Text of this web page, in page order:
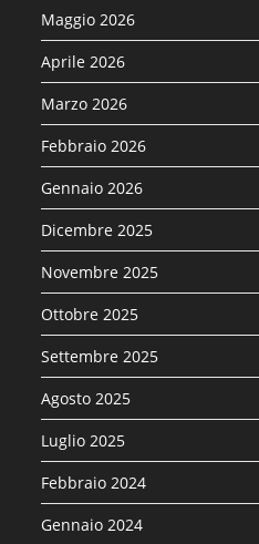
Maggio 2026
Aprile 2026
Marzo 2026
Febbraio 2026
Gennaio 2026
Dicembre 2025
Novembre 2025
Ottobre 2025
Settembre 2025
Agosto 2025
Luglio 2025
Febbraio 2024
Gennaio 2024